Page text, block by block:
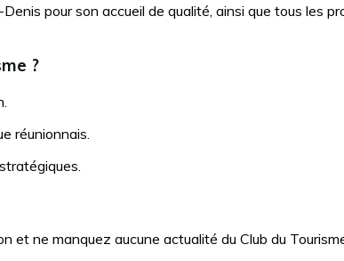
pour son accueil de qualité, ainsi que tous les
?
réunionnais.
et ne manquez aucune actualité du Club du